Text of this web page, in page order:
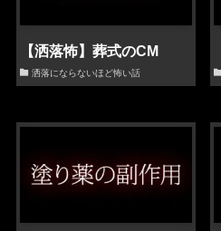
【洒落怖】葬式のCM
洒落にならないほど怖い話